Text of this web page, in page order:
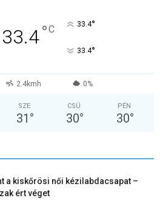
33.4°C 33.4°
33.4°
2.4kmh 0%
SZE
31 °
CSÜ
30°
PÉN
30°
a kiskőrösi női kézilabdacsapat –
ért véget